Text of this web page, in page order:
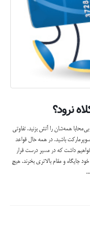
نرود؟
همه‌شان را آتش بزنید. تفاوتی
باشید. در همه حال قواعد
داشت که در مسیر درست قرار
خود جایگاه و مقام بالاتری بخرند. هیچ